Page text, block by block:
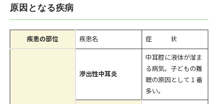
原因となる疾病
疾患の部位 疾患名 症 状
滲出性中耳炎
中耳腔に液体が溜ま
る病気。子どもの難
聴の原因として１番
多い。